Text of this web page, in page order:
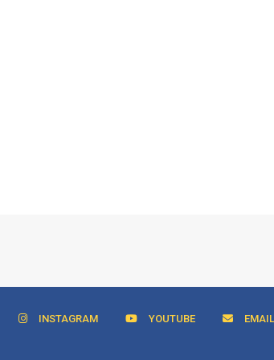
INSTAGRAM YOUTUBE EMAIL